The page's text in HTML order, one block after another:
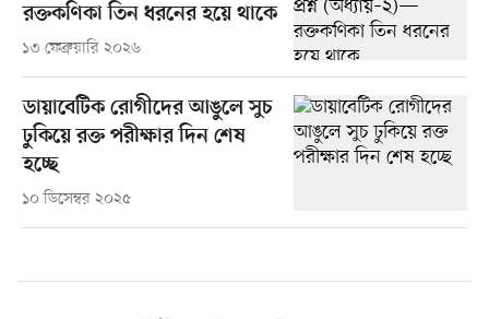
রক্তকণিকা তিন ধরনের হয়ে থাকে
১৩ ফেব্রুয়ারি ২০২৬
ডায়াবেটিক রোগীদের আঙুলে সুচ
ঢুকিয়ে রক্ত পরীক্ষার দিন শেষ
হচ্ছে
১০ ডিসেম্বর ২০২৫